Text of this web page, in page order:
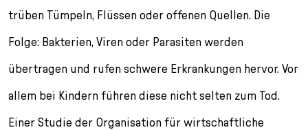
trüben Tümpeln, Flüssen oder offenen Quellen. Die
Folge: Bakterien, Viren oder Parasiten werden
übertragen und rufen schwere Erkrankungen hervor. Vor
allem bei Kindern führen diese nicht selten zum Tod.
Einer Studie der Organisation für wirtschaftliche